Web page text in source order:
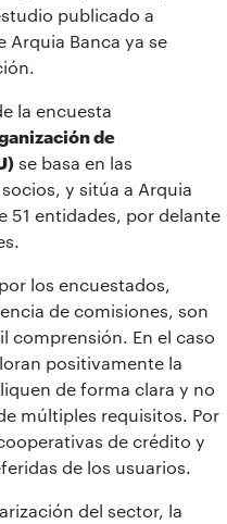
publicado a
Arquia Banca ya se
la encuesta
de
se basa en las
y sitúa a Arquia
51 entidades, por delante
los encuestados,
de comisiones, son
comprensión. En el caso
positivamente la
de forma clara y no
múltiples requisitos. Por
de crédito y
de los usuarios.
del sector, la